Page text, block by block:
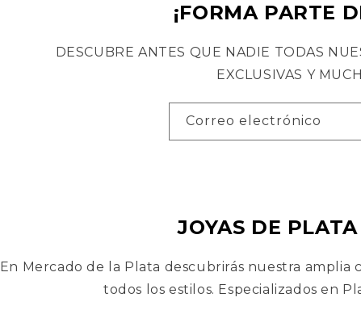
¡FORMA PARTE
DESCUBRE ANTES QUE NADIE TODAS
EXCLUSIVAS Y
Correo electrónico
JOYAS DE
En Mercado de la Plata descubrirás nuestra amplia
todos los estilos. Especializados en